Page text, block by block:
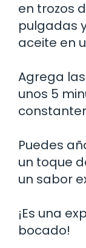
en trozos
pulgadas
aceite en
Agrega
unos 5
Puedes
un toque
un sabor
¡Es una
bocado!